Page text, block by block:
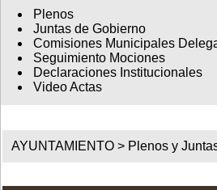
Plenos
Juntas de Gobierno
Comisiones Municipales
Seguimiento Mociones
Declaraciones Institucionales
Video Actas
AYUNTAMIENTO > Plenos y